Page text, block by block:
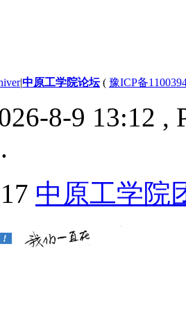
|中原工学院论坛( 豫ICP备
8-9 13:12 ,
中原工学院